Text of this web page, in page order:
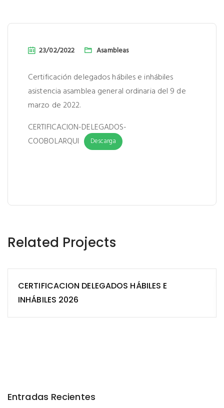
23/02/2022 Asambleas
Certificación delegados hábiles e inhábiles
asistencia asamblea general ordinaria del 9 de
marzo de 2022.
CERTIFICACION-DELEGADOS-
COOBOLARQUI
Descarga
Related Projects
CERTIFICACION DELEGADOS HÁBILES E
INHÁBILES 2026
Entradas Recientes